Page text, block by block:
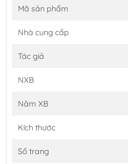
Mã sản phẩm
Nhà cung cấp
Tác giả
NXB
Năm XB
Kích thước
Số trang